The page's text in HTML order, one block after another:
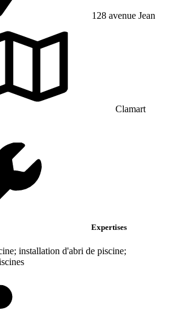
128 avenue Jean
Clamart
Expertises
installation d'abri de piscine;